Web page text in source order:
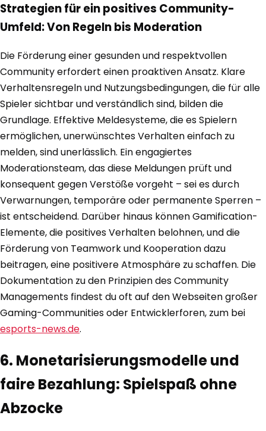
Strategien für ein positives Community-
Umfeld: Von Regeln bis Moderation
Die Förderung einer gesunden und respektvollen
Community erfordert einen proaktiven Ansatz. Klare
Verhaltensregeln und Nutzungsbedingungen, die für alle
Spieler sichtbar und verständlich sind, bilden die
Grundlage. Effektive Meldesysteme, die es Spielern
ermöglichen, unerwünschtes Verhalten einfach zu
melden, sind unerlässlich. Ein engagiertes
Moderationsteam, das diese Meldungen prüft und
konsequent gegen Verstöße vorgeht – sei es durch
Verwarnungen, temporäre oder permanente Sperren –
ist entscheidend. Darüber hinaus können Gamification-
Elemente, die positives Verhalten belohnen, und die
Förderung von Teamwork und Kooperation dazu
beitragen, eine positivere Atmosphäre zu schaffen. Die
Dokumentation zu den Prinzipien des Community
Managements findest du oft auf den Webseiten großer
Gaming-Communities oder Entwicklerforen, zum bei
esports-news.de.
6. Monetarisierungsmodelle und
faire Bezahlung: Spielspaß ohne
Abzocke